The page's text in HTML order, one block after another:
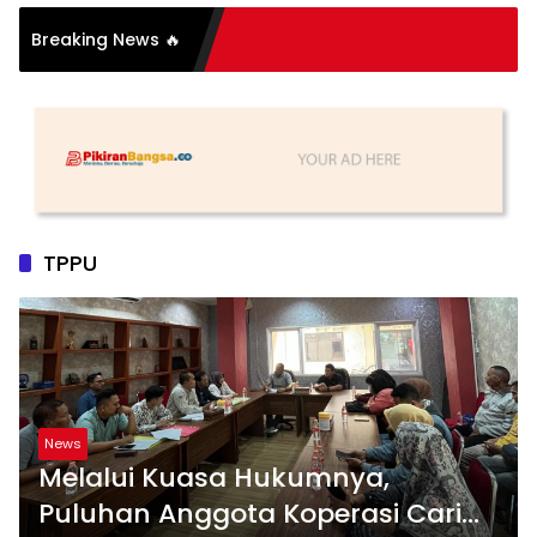
Breaking News 🔥
Sederhana, Katanya
TPPU
News
Melalui Kuasa Hukumnya,
Puluhan Anggota Koperasi Cari